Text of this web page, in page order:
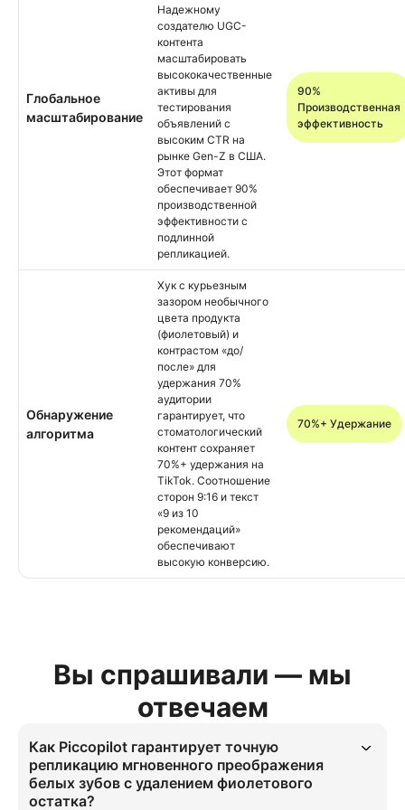
Глобальное
масштабирование
Надежному
создателю UGC-
контента
масштабировать
высококачественные
активы для
тестирования
объявлений с
высоким CTR на
рынке Gen-Z в США.
Этот формат
обеспечивает 90%
производственной
эффективности с
подлинной
репликацией.
90%
Производственная
эффективность
Обнаружение
алгоритма
Хук с курьезным
зазором необычного
цвета продукта
(фиолетовый) и
контрастом «до/
после» для
удержания 70%
аудитории
гарантирует, что
стоматологический
контент сохраняет
70%+ удержания на
TikTok. Соотношение
сторон 9:16 и текст
«9 из 10
рекомендаций»
обеспечивают
высокую конверсию.
70%+ Удержание
Вы спрашивали — мы
отвечаем
Как Piccopilot гарантирует точную
репликацию мгновенного преображения
белых зубов с удалением фиолетового
остатка?